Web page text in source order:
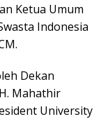
Ketua Umum
Indonesia
Dekan
Mahathir
University